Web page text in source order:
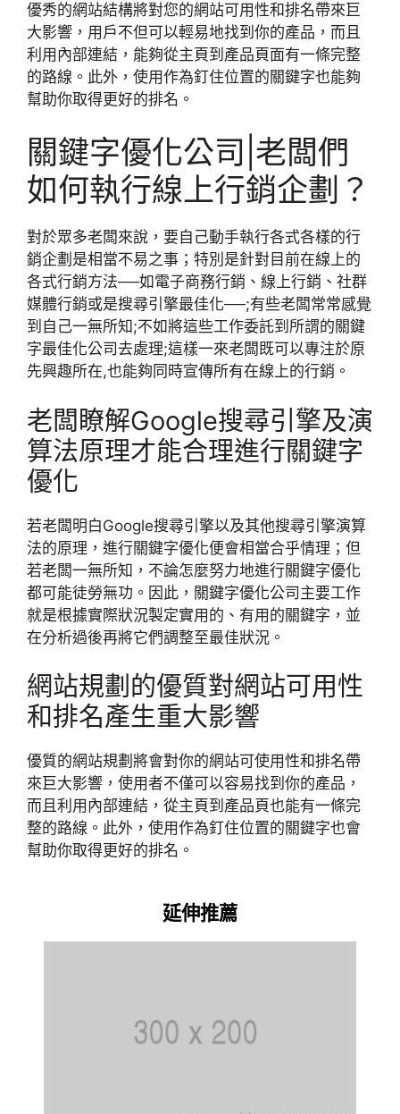
優秀的網站結構將對您的網站可用性和排名帶來巨
大影響，用戶不但可以輕易地找到你的產品，而且
利用內部連結，能夠從主頁到產品頁面有一條完整
的路線。此外，使用作為釘住位置的關鍵字也能夠
幫助你取得更好的排名。
關鍵字優化公司|老闆們
如何執行線上行銷企劃？
對於眾多老闆來說，要自己動手執行各式各樣的行
銷企劃是相當不易之事；特別是針對目前在線上的
各式行銷方法──如電子商務行銷、線上行銷、社群
媒體行銷或是搜尋引擎最佳化──;有些老闆常常感覺
到自己一無所知;不如將這些工作委託到所謂的關鍵
字最佳化公司去處理;這樣一來老闆既可以專注於原
先興趣所在,也能夠同時宣傳所有在線上的行銷。
老闆瞭解Google搜尋引擎及演
算法原理才能合理進行關鍵字
優化
若老闆明白Google搜尋引擎以及其他搜尋引擎演算
法的原理，進行關鍵字優化便會相當合乎情理；但
若老闆一無所知，不論怎麼努力地進行關鍵字優化
都可能徒勞無功。因此，關鍵字優化公司主要工作
就是根據實際狀況製定實用的、有用的關鍵字，並
在分析過後再將它們調整至最佳狀況。
網站規劃的優質對網站可用性
和排名產生重大影響
優質的網站規劃將會對你的網站可使用性和排名帶
來巨大影響，使用者不僅可以容易找到你的產品，
而且利用內部連結，從主頁到產品頁也能有一條完
整的路線。此外，使用作為釘住位置的關鍵字也會
幫助你取得更好的排名。
延伸推薦